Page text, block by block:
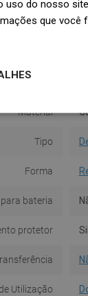
Altura
Material
Tipo
Forma
bateria
protetor
Utilização
do nosso
que você